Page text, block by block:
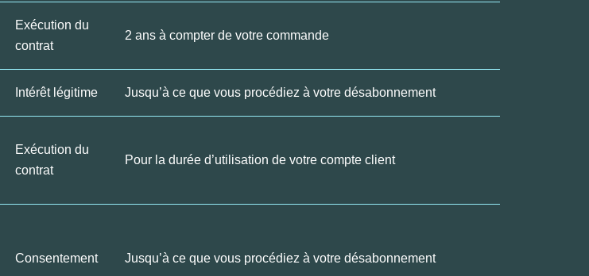
Exécution du
contrat
2 ans à compter de votre commande
Intérêt légitime Jusqu’à ce que vous procédiez à votre désabonnement
Exécution du
contrat
Pour la durée d’utilisation de votre compte client
Consentement Jusqu’à ce que vous procédiez à votre désabonnement